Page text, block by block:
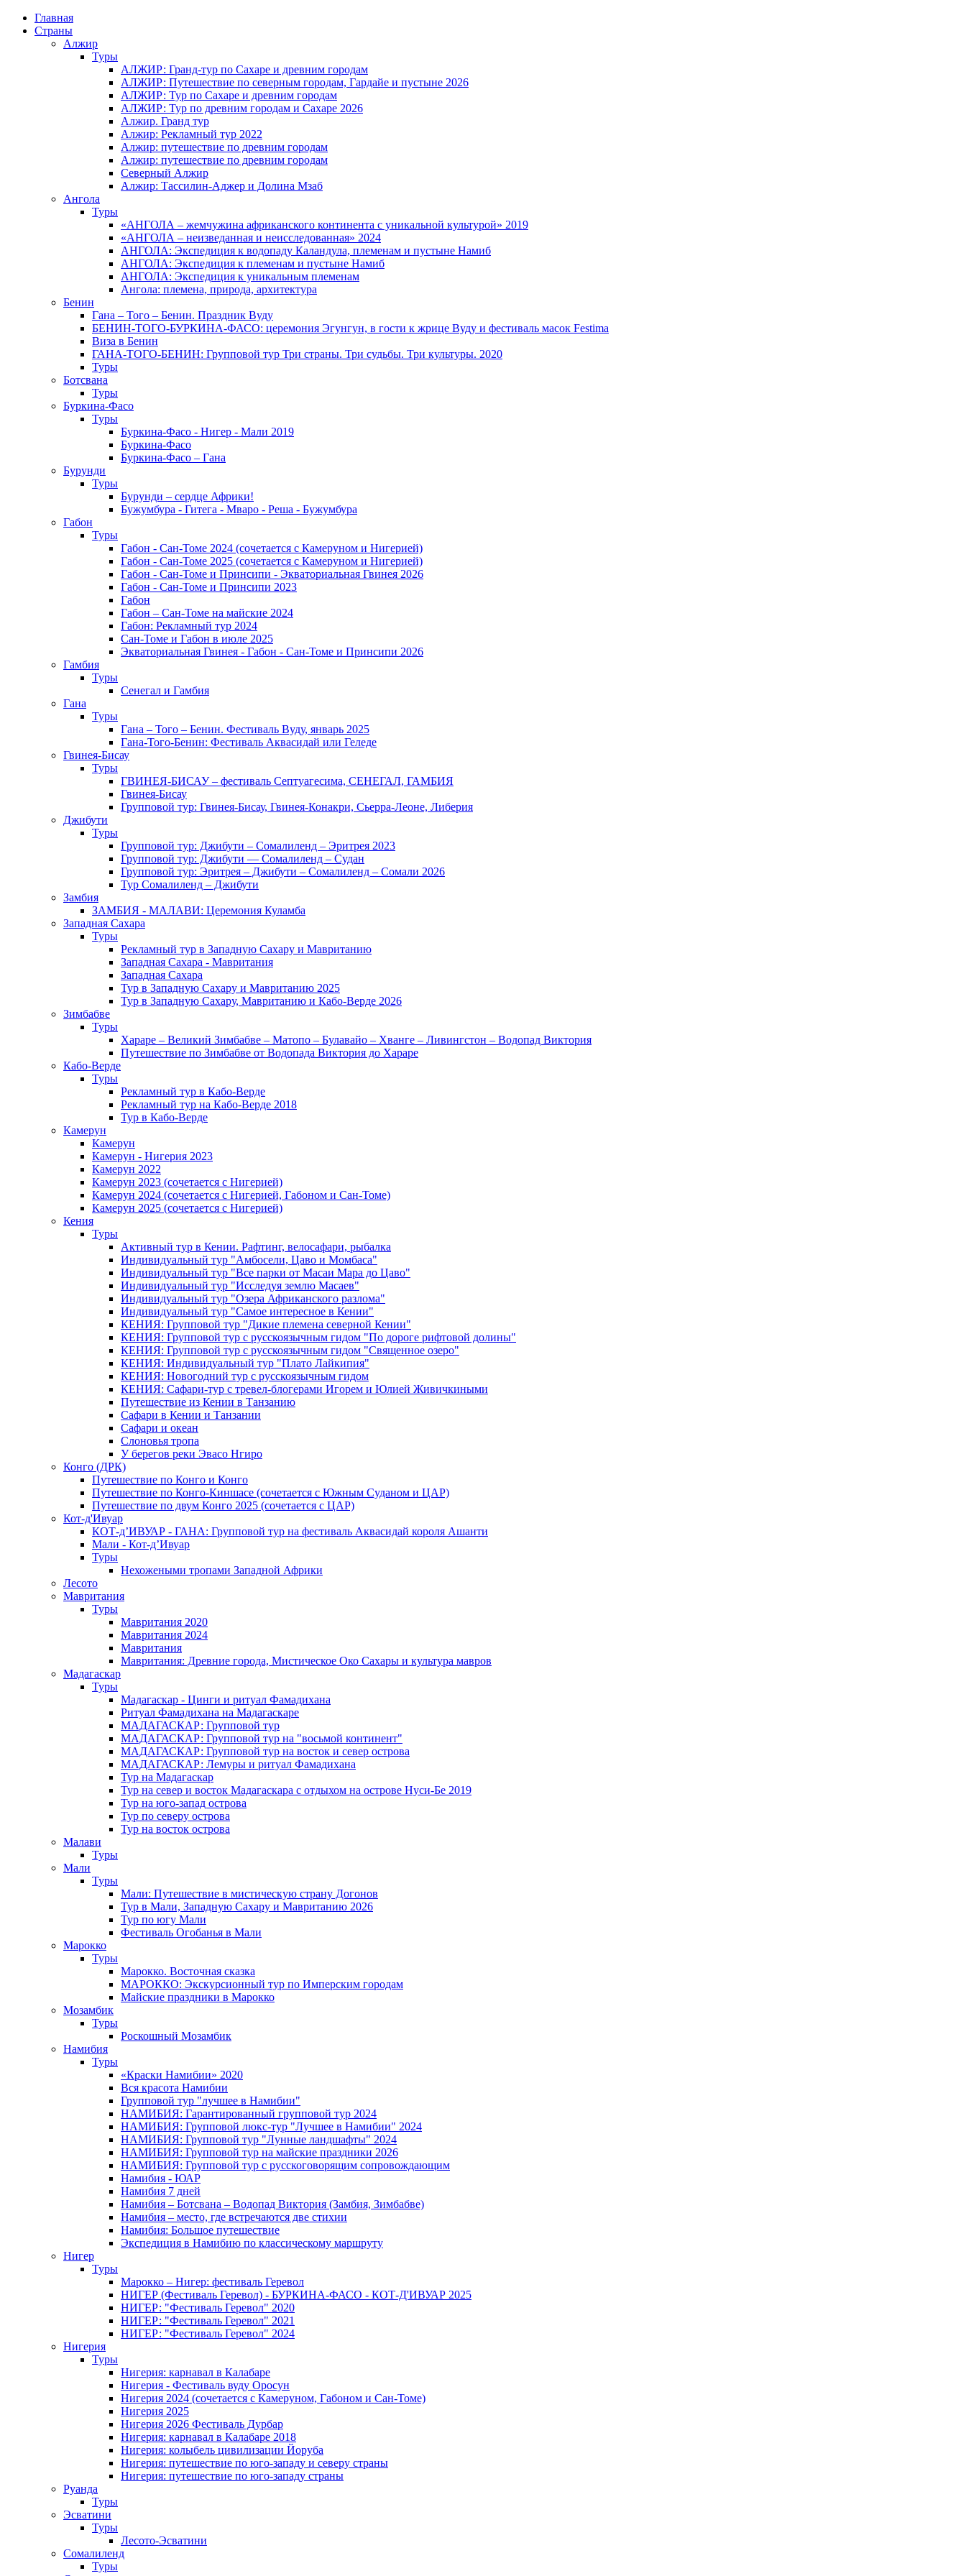
Главная
Страны
Алжир
Туры
АЛЖИР: Гранд-тур по Сахаре и древним городам
АЛЖИР: Путешествие по северным городам, Гардайе и пустыне 2026
АЛЖИР: Тур по Сахаре и древним городам
АЛЖИР: Тур по древним городам и Сахаре 2026
Алжир. Гранд тур
Алжир: Рекламный тур 2022
Алжир: путешествие по древним городам
Алжир: путешествие по древним городам
Северный Алжир
Алжир: Тассилин-Аджер и Долина Мзаб
Ангола
Туры
«АНГОЛА – жемчужина африканского континента с уникальной культурой» 2019
«АНГОЛА – неизведанная и неисследованная» 2024
АНГОЛА: Экспедиция к водопаду Каландула, племенам и пустыне Намиб
АНГОЛА: Экспедиция к племенам и пустыне Намиб
АНГОЛА: Экспедиция к уникальным племенам
Ангола: племена, природа, архитектура
Бенин
Гана – Того – Бенин. Праздник Вуду
БЕНИН-ТОГО-БУРКИНА-ФАСО: церемония Эгунгун, в гости к жрице Вуду и фестиваль масок Festima
Виза в Бенин
ГАНА-ТОГО-БЕНИН: Групповой тур Три страны. Три судьбы. Три культуры. 2020
Туры
Ботсвана
Туры
Буркина-Фасо
Туры
Буркина-Фасо - Нигер - Мали 2019
Буркина-Фасо
Буркина-Фасо – Гана
Бурунди
Туры
Бурунди – сердце Африки!
Бужумбура - Гитега - Мваро - Реша - Бужумбура
Габон
Туры
Габон - Сан-Томе 2024 (сочетается с Камеруном и Нигерией)
Габон - Сан-Томе 2025 (сочетается с Камеруном и Нигерией)
Габон - Сан-Томе и Принсипи - Экваториальная Гвинея 2026
Габон - Сан-Томе и Принсипи 2023
Габон
Габон – Сан-Томе на майские 2024
Габон: Рекламный тур 2024
Сан-Томе и Габон в июле 2025
Экваториальная Гвинея - Габон - Сан-Томе и Принсипи 2026
Гамбия
Туры
Сенегал и Гамбия
Гана
Туры
Гана – Того – Бенин. Фестиваль Вуду, январь 2025
Гана-Того-Бенин: Фестиваль Аквасидай или Геледе
Гвинея-Бисау
Туры
ГВИНЕЯ-БИСАУ – фестиваль Септуагесима, СЕНЕГАЛ, ГАМБИЯ
Гвинея-Бисау
Групповой тур: Гвинея-Бисау, Гвинея-Конакри, Сьерра-Леоне, Либерия
Джибути
Туры
Групповой тур: Джибути – Cомалиленд – Эритрея 2023
Групповой тур: Джибути — Сомалиленд – Судан
Групповой тур: Эритрея – Джибути – Сомалиленд – Сомали 2026
Тур Cомалиленд – Джибути
Замбия
ЗАМБИЯ - МАЛАВИ: Церемония Куламба
Западная Сахара
Туры
Рекламный тур в Западную Сахару и Мавританию
Западная Сахара - Мавритания
Западная Сахара
Тур в Западную Сахару и Мавританию 2025
Тур в Западную Сахару, Мавританию и Кабо-Верде 2026
Зимбабве
Туры
Хараре – Великий Зимбабве – Матопо – Булавайо – Хванге – Ливингстон – Водопад Виктория
Путешествие по Зимбабве от Водопада Виктория до Хараре
Кабо-Верде
Туры
Рекламный тур в Кабо-Верде
Рекламный тур на Кабо-Верде 2018
Тур в Кабо-Верде
Камерун
Камерун
Камерун - Нигерия 2023
Камерун 2022
Камерун 2023 (сочетается с Нигерией)
Камерун 2024 (сочетается с Нигерией, Габоном и Сан-Томе)
Камерун 2025 (сочетается с Нигерией)
Кения
Туры
Активный тур в Кении. Рафтинг, велосафари, рыбалка
Индивидуальный тур "Амбосели, Цаво и Момбаса"
Индивидуальный тур "Все парки от Масаи Мара до Цаво"
Индивидуальный тур "Исследуя землю Масаев"
Индивидуальный тур "Озера Африканского разлома"
Индивидуальный тур "Самое интересное в Кении"
КЕНИЯ: Групповой тур "Дикие племена северной Кении"
КЕНИЯ: Групповой тур с русскоязычным гидом "По дороге рифтовой долины"
КЕНИЯ: Групповой тур с русскоязычным гидом "Священное озеро"
КЕНИЯ: Индивидуальный тур "Плато Лайкипия"
КЕНИЯ: Новогодний тур с русскоязычным гидом
КЕНИЯ: Сафари-тур с тревел-блогерами Игорем и Юлией Живичкиными
Путешествие из Кении в Танзанию
Сафари в Кении и Танзании
Сафари и океан
Слоновья тропа
У берегов реки Эвасо Нгиро
Конго (ДРК)
Путешествие по Конго и Конго
Путешествие по Конго-Киншасе (сочетается с Южным Суданом и ЦАР)
Путешествие по двум Конго 2025 (сочетается с ЦАР)
Кот-д'Ивуар
КОТ-д’ИВУАР - ГАНА: Групповой тур на фестиваль Аквасидай короля Ашанти
Мали - Кот-д’Ивуар
Туры
Нехожеными тропами Западной Африки
Лесото
Мавритания
Туры
Мавритания 2020
Мавритания 2024
Мавритания
Мавритания: Древние города, Мистическое Око Сахары и культура мавров
Мадагаскар
Туры
Мадагаскар - Цинги и ритуал Фамадихана
Ритуал Фамадихана на Мадагаскаре
МАДАГАСКАР: Групповой тур
МАДАГАСКАР: Групповой тур на "восьмой континент"
МАДАГАСКАР: Групповой тур на восток и север острова
МАДАГАСКАР: Лемуры и ритуал Фамадихана
Тур на Мадагаскар
Тур на север и восток Мадагаскара с отдыхом на острове Нуси-Бе 2019
Тур на юго-запад острова
Тур по северу острова
Тур на восток острова
Малави
Туры
Мали
Туры
Мали: Путешествие в мистическую страну Догонов
Тур в Мали, Западную Сахару и Мавританию 2026
Тур по югу Мали
Фестиваль Огобанья в Мали
Марокко
Туры
Марокко. Восточная сказка
МАРОККО: Экскурсионный тур по Имперским городам
Майские праздники в Марокко
Мозамбик
Туры
Роскошный Мозамбик
Намибия
Туры
«Краски Намибии» 2020
Вся красота Намибии
Групповой тур "лучшее в Намибии"
НАМИБИЯ: Гарантированный групповой тур 2024
НАМИБИЯ: Групповой люкс-тур "Лучшее в Намибии" 2024
НАМИБИЯ: Групповой тур "Лунные ландшафты" 2024
НАМИБИЯ: Групповой тур на майские праздники 2026
НАМИБИЯ: Групповой тур с русскоговорящим сопровождающим
Намибия - ЮАР
Намибия 7 дней
Намибия – Ботсвана – Водопад Виктория (Замбия, Зимбабве)
Намибия – место, где встречаются две стихии
Намибия: Большое путешествие
Экспедиция в Намибию по классическому маршруту
Нигер
Туры
Марокко – Нигер: фестиваль Геревол
НИГЕР (Фестиваль Геревол) - БУРКИНА-ФАСО - КОТ-Д'ИВУАР 2025
НИГЕР: "Фестиваль Геревол" 2020
НИГЕР: "Фестиваль Геревол" 2021
НИГЕР: "Фестиваль Геревол" 2024
Нигерия
Туры
Нигерия: карнавал в Калабаре
Нигерия - Фестиваль вуду Оросун
Нигерия 2024 (сочетается с Камеруном, Габоном и Сан-Томе)
Нигерия 2025
Нигерия 2026 Фестиваль Дурбар
Нигерия: карнавал в Калабаре 2018
Нигерия: колыбель цивилизации Йоруба
Нигерия: путешествие по юго-западу и северу страны
Нигерия: путешествие по юго-западу страны
Руанда
Туры
Эсватини
Туры
Лесото-Эсватини
Сомалиленд
Туры